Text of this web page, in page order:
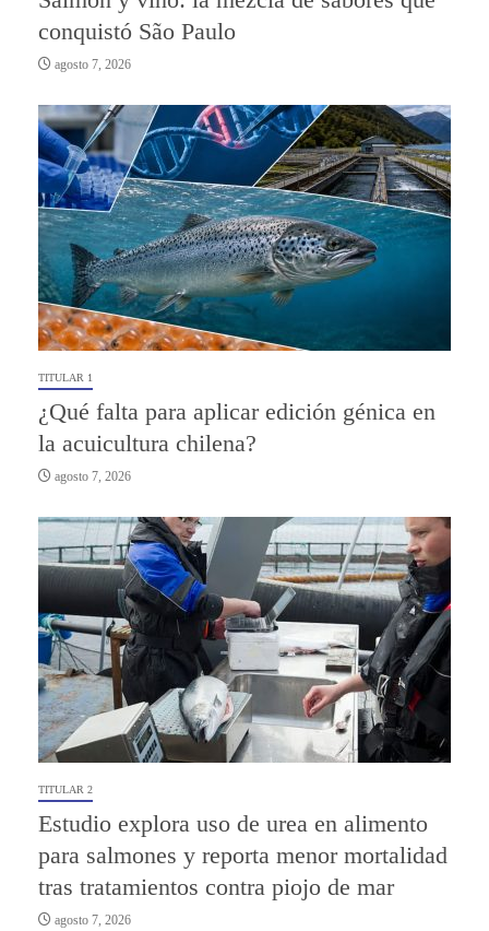
conquistó São Paulo
agosto 7, 2026
TITULAR 1
¿Qué falta para aplicar edición génica en
la acuicultura chilena?
agosto 7, 2026
TITULAR 2
Estudio explora uso de urea en alimento
para salmones y reporta menor mortalidad
tras tratamientos contra piojo de mar
agosto 7, 2026